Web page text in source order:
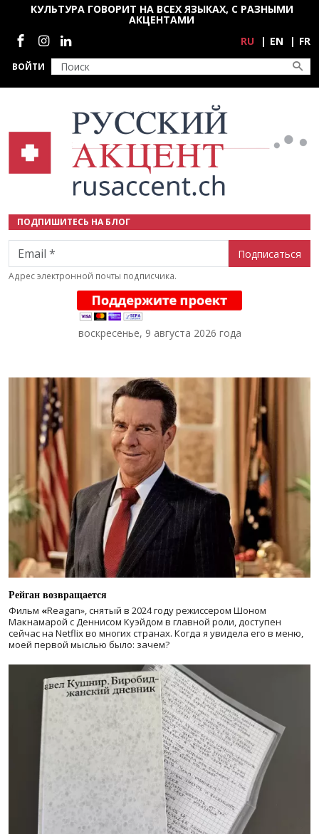
Перейти к основному содержанию
ВОЙТИ
КУЛЬТУРА ГОВОРИТ НА ВСЕХ ЯЗЫКАХ, С РАЗНЫМИ
АКЦЕНТАМИ
Социальные сети
RU EN FR
ПОДПИШИТЕСЬ НА БЛОГ
Email
Адрес электронной почты подписчика.
воскресенье, 9 августа 2026 года
Рейган возвращается
Фильм «Reagan», снятый в 2024 годурежиссером Шоном
Макнамарой с Деннисом Куэйдом в главной роли, доступен
сейчас на Netflix во многих странах. Когда я увидела его в меню,
моей первой мыслью было: зачем?